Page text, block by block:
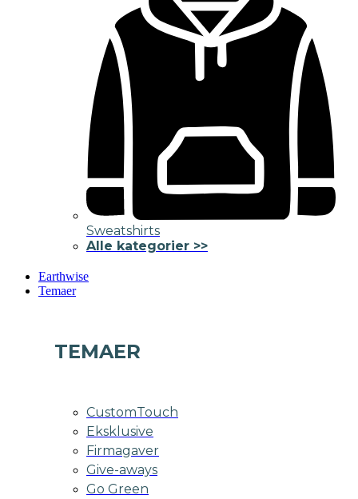
Sweatshirts
Alle kategorier >>
Earthwise
Temaer
TEMAER
CustomTouch
Eksklusive
Firmagaver
Give-aways
Go Green